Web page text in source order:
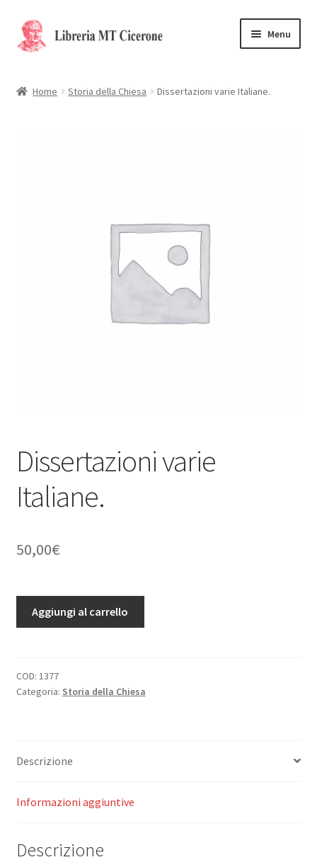
Vai
alla
Vai
al
Menu
Home Storia della Chiesa Dissertazioni varie Italiane.
Dissertazioni varie
Italiane.
50,00€
Aggiungi al carrello
COD: 1377
Categoria: Storia della Chiesa
Descrizione
Informazioni aggiuntive
Descrizione